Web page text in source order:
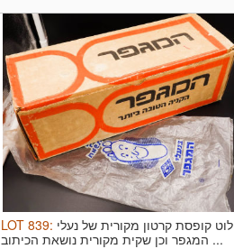
LOT 839: לוט קופסת קרטון מקורית של נעלי
המגפר וכן שקית מקורית נושאת הכיתוב ...